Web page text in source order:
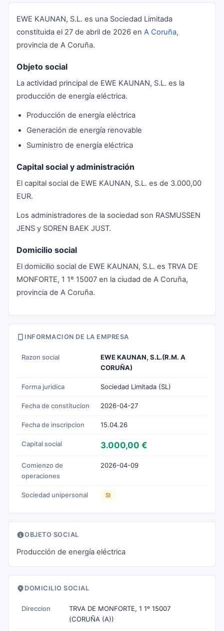
EWE KAUNAN, S.L. es una Sociedad Limitada
constituida el 27 de abril de 2026 en A Coruña,
provincia de A Coruña.
Objeto social
La actividad principal de EWE KAUNAN, S.L. es la
producción de energía eléctrica.
Producción de energía eléctrica
Generación de energía renovable
Suministro de energía eléctrica
Capital social y administración
El capital social de EWE KAUNAN, S.L. es de 3.000,00
EUR.
Los administradores de la sociedad son RASMUSSEN
JENS y SOREN BAEK JUST.
Domicilio social
El domicilio social de EWE KAUNAN, S.L. es TRVA DE
MONFORTE, 1 1º 15007 en la ciudad de A Coruña,
provincia de A Coruña.
INFORMACION DE LA EMPRESA
Razon social
EWE KAUNAN, S.L.(R.M. A
CORUÑA)
Forma juridica Sociedad Limitada (SL)
Fecha de constitucion 2026-04-27
Fecha de inscripcion 15.04.26
Capital social 3.000,00 €
Comienzo de
operaciones
2026-04-09
Sociedad unipersonal SI
OBJETO SOCIAL
Producción de energía eléctrica
DOMICILIO SOCIAL
Direccion
TRVA DE MONFORTE, 1 1º 15007
(CORUÑA (A))